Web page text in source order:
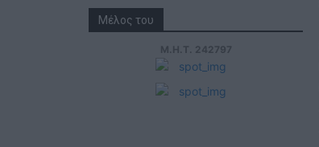
Μέλος του
Μ.Η.Τ. 242797